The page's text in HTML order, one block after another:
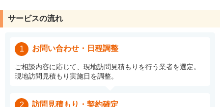
サービスの流れ
1 お問い合わせ・日程調整
ご相談内容に応じて、現地訪問見積もりを行う業者を選定。
現地訪問見積もり実施日を調整。
2 訪問見積もり・契約確定